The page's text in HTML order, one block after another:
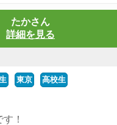
たかさん
詳細を見る
東京 高校生
！